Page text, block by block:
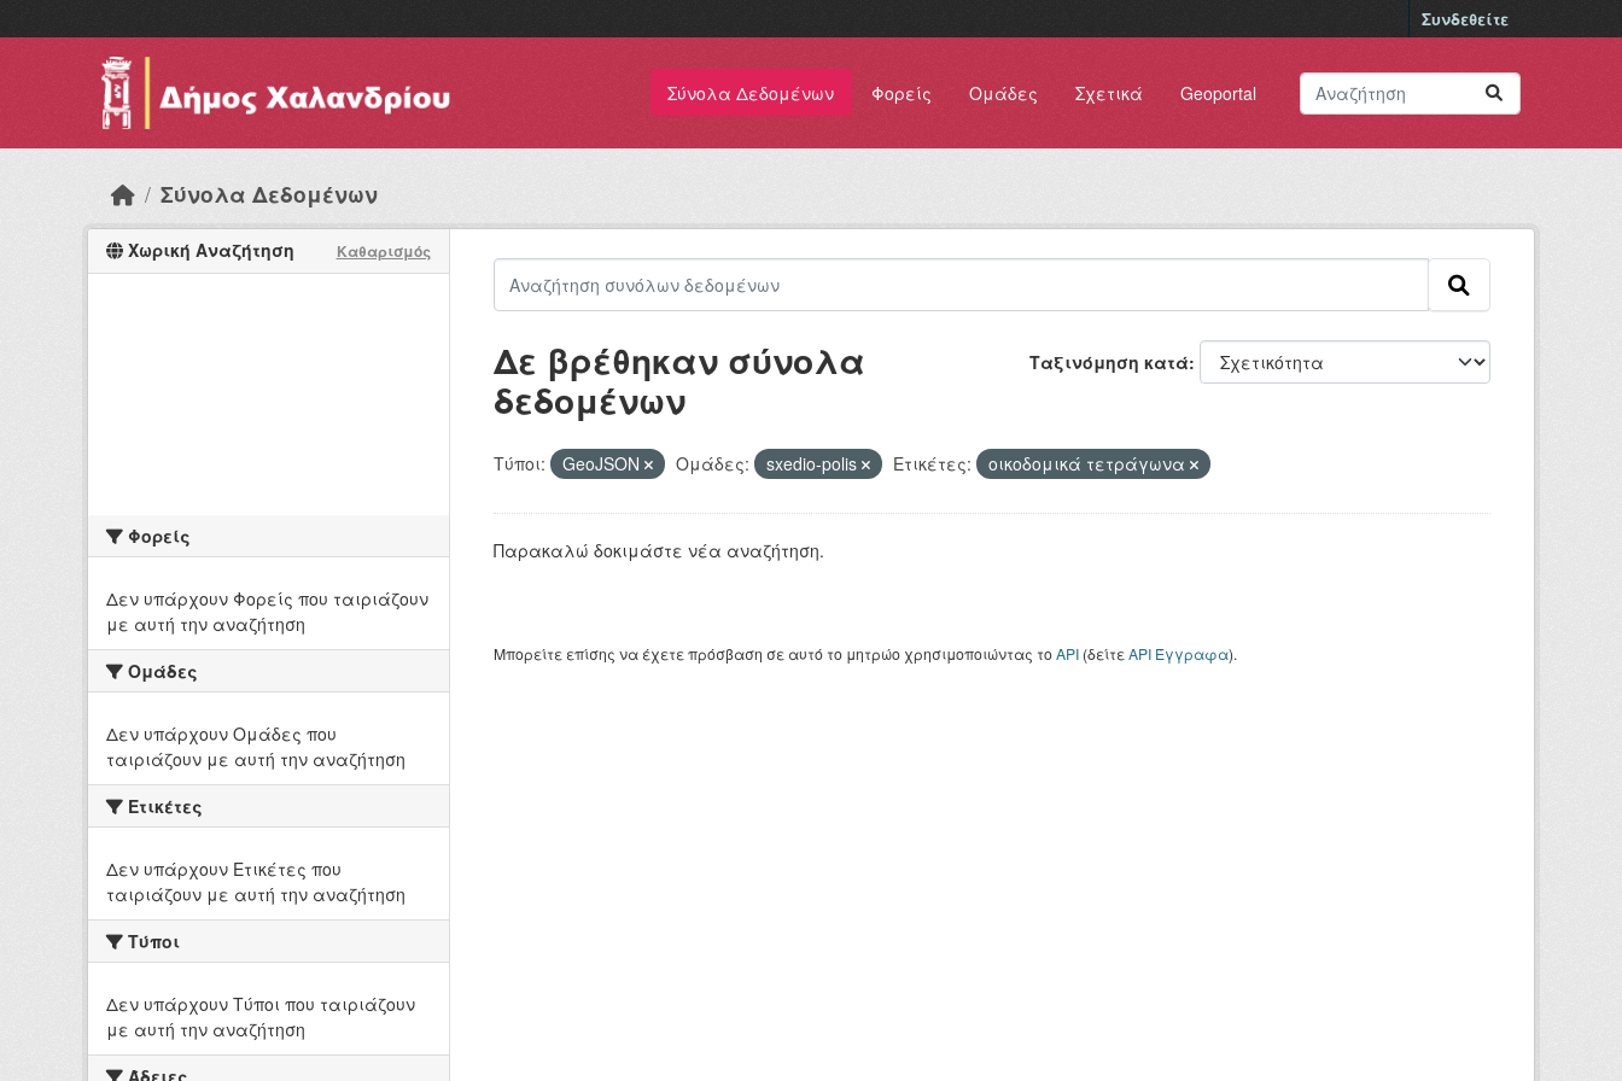
Συνδεθείτε
Σύνολα Δεδομένων Φορείς Ομάδες Σχετικά Geoportal
Σύνολα Δεδομένων
Χωρική Αναζήτηση Καθαρισμός
Φορείς
Δεν υπάρχουν Φορείς που ταιριάζουν
με αυτή την αναζήτηση
Ομάδες
Δεν υπάρχουν Ομάδες που
ταιριάζουν με αυτή την αναζήτηση
Ετικέτες
Δεν υπάρχουν Ετικέτες που
ταιριάζουν με αυτή την αναζήτηση
Τύποι
Δεν υπάρχουν Τύποι που ταιριάζουν
με αυτή την αναζήτηση
Άδειες
Ταξινόμηση κατά
Δε βρέθηκαν σύνολα
δεδομένων
Τύποι: GeoJSON Ομάδες: sxedio-polis Ετικέτες: οικοδομικά τετράγωνα
Παρακαλώ δοκιμάστε νέα αναζήτηση.
Μπορείτε επίσης να έχετε πρόσβαση σε αυτό το μητρώο χρησιμοποιώντας τοAPI(δείτεAPI Έγγραφα).